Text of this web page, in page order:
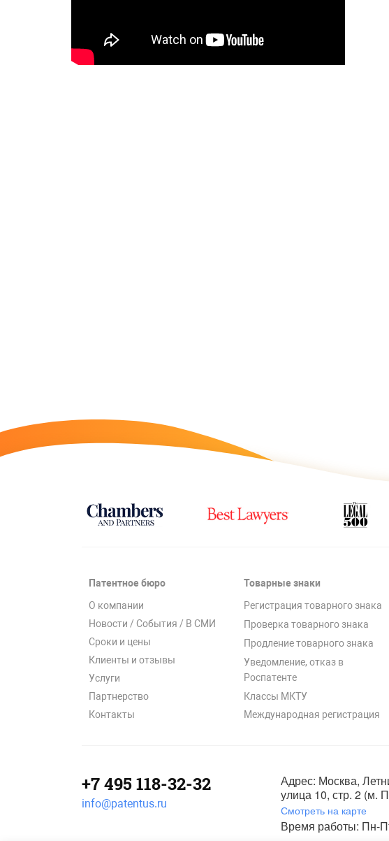
Патентное бюро
О компании
Новости / События / В СМИ
Сроки и цены
Клиенты и отзывы
Услуги
Партнерство
Контакты
Товарные знаки
Регистрация товарного знака
Проверка товарного знака
Продление товарного знака
Уведомление, отказ в
Роспатенте
Классы МКТУ
Международная регистрация
+7 495 118-32-32
info@patentus.ru
Адрес: Москва,
улица 10, стр. 2 (м.
Смотреть на карте
Время работы: Пн-